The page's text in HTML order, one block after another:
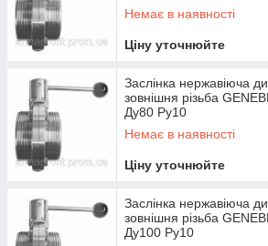
Немає в наявності
Ціну уточнюйте
Заслінка нержавіюча
зовнішня різьба
Ду80 Ру10
Немає в наявності
Ціну уточнюйте
Заслінка нержавіюча
зовнішня різьба
Ду100 Ру10